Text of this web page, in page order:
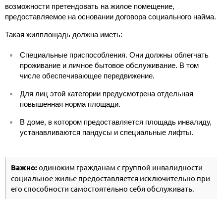
возможности претендовать на жилое помещение,
предоставляемое на основании договора социального найма.
Такая жилплощадь должна иметь:
Специальные приспособления. Они должны облегчать
проживание и личное бытовое обслуживание. В том
числе обеспечивающее передвижение.
Для лиц этой категории предусмотрена отдельная
повышенная норма площади.
В доме, в котором предоставляется площадь инвалиду,
устанавливаются пандусы и специальные лифты.
Важно:одиноким гражданам с группой инвалидности
социальное жилье предоставляется исключительно при
его способности самостоятельно себя обслуживать.